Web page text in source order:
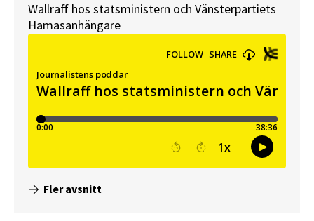
Wallraff hos statsministern och Vänsterpartiets
Hamasanhängare
Fler avsnitt